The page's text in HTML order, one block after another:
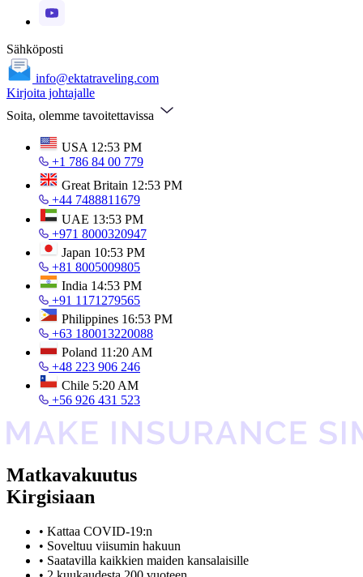
Sähköposti
info@ektatraveling.com
Kirjoita johtajalle
Soita, olemme tavoitettavissa
USA 12:53 PM
+1 786 84 00 779
Great Britain 12:53 PM
+44 7488811679
UAE 13:53 PM
+971 8000320947
Japan 10:53 PM
+81 8005009805
India 14:53 PM
+91 1171279565
Philippines 16:53 PM
+63 180013220088
Poland 11:20 AM
+48 223 906 246
Chile 5:20 AM
+56 926 431 523
Matkavakuutus
Kirgisiaan
• Kattaa COVID-19:n
• Soveltuu viisumin hakuun
• Saatavilla kaikkien maiden kansalaisille